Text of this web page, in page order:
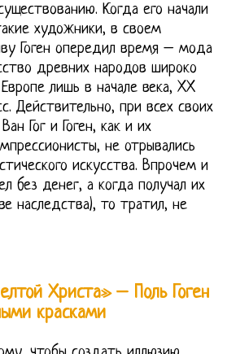
Когда его начали
художники, в своем
Гоген опередил время – мода
древних народов широко
лишь в начале века, XX
Действительно, при всех своих
Гог и Гоген, как и их
не отрывались
искусства. Впрочем и
без денег, а когда получал их
наследства), то тратил, не
Христа» – Поль Гоген
красками